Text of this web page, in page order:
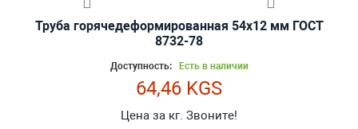
Труба горячедеформированная 54х12 мм ГОСТ
8732-78
Доступность: Есть в наличии
64,46 KGS
Цена за кг. Звоните!